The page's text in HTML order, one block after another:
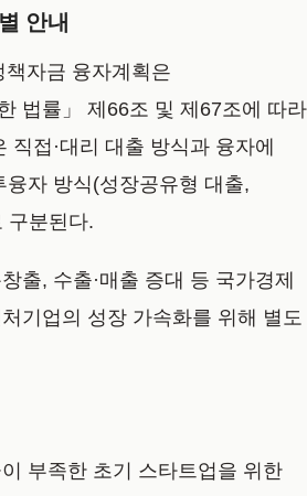
안내
자금 융자계획은
법률」 제66조 및 제67조에 따라
직접·대리 대출 방식과 융자에
자 방식(성장공유형 대출,
구분된다.
출, 수출·매출 증대 등 국가경제
기업의 성장 가속화를 위해 별도
부족한 초기 스타트업을 위한